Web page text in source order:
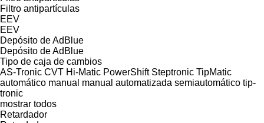
Filtro antipartículas
EEV
EEV
Depósito de AdBlue
Depósito de AdBlue
Tipo de caja de cambios
AS-Tronic CVT Hi-Matic PowerShift Steptronic TipMatic
automático manual manual automatizada semiautomático tip-
tronic
mostrar todos
Retardador